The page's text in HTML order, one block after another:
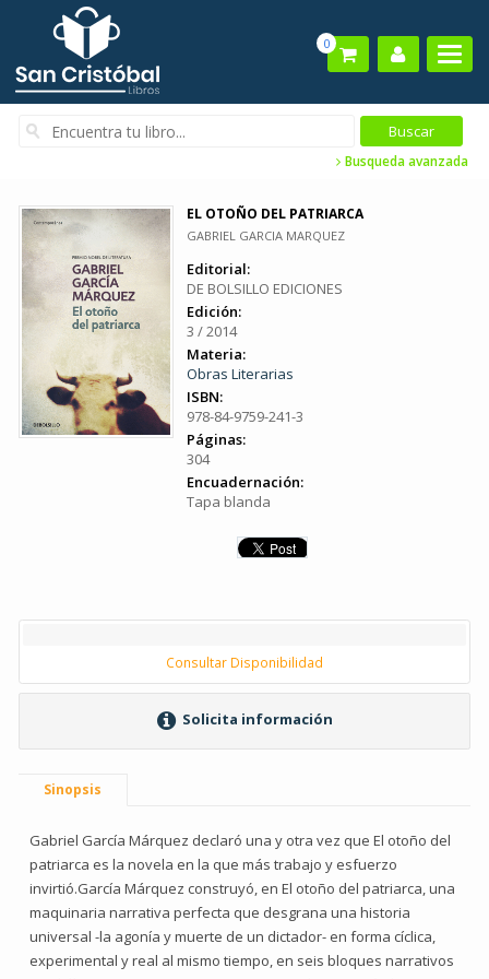
0
Busqueda avanzada
EL OTOÑO DEL PATRIARCA
GABRIEL GARCIA MARQUEZ
Editorial:
DE BOLSILLO EDICIONES
Edición:
3 / 2014
Materia:
Obras Literarias
ISBN:
978-84-9759-241-3
Páginas:
304
Encuadernación:
Tapa blanda
Consultar Disponibilidad
Solicita información
Sinopsis
Gabriel García Márquez declaró una y otra vez que El otoño del
patriarca es la novela en la que más trabajo y esfuerzo
invirtió.García Márquez construyó, en El otoño del patriarca, una
maquinaria narrativa perfecta que desgrana una historia
universal -la agonía y muerte de un dictador- en forma cíclica,
experimental y real al mismo tiempo, en seis bloques narrativos